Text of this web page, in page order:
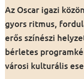
Az Oscar igazi
gyors ritmus,
erős színészi
bérletes
városi kulturális